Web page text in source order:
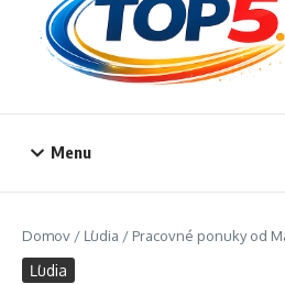
Menu
Domov / Ľudia / Pracovné ponuky od
Ľudia